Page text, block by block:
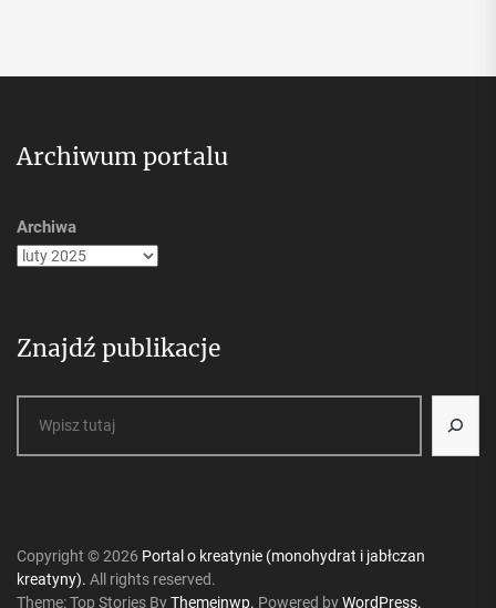
Archiwum portalu
Archiwa
Znajdź publikacje
Copyright © 2026 Portal o kreatynie (monohydrat i jabłczan
kreatyny). All rights reserved.
Theme: Top Stories ByThemeinwp. Powered byWordPress.